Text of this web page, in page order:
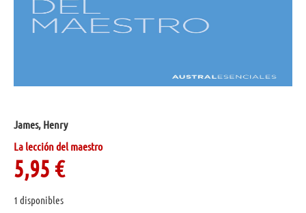
James, Henry
La lección del maestro
5,95 €
1 disponibles